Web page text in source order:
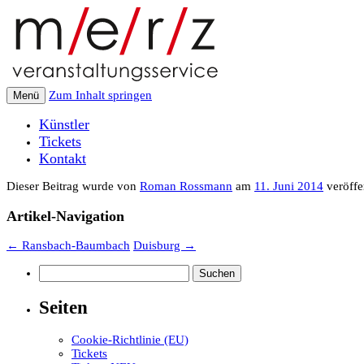
Menü Zum Inhalt springen
Künstler
Tickets
Kontakt
Dieser Beitrag wurde von Roman Rossmann am 11. Juni 2014
Artikel-Navigation
← Ransbach-Baumbach Duisburg →
nach:
Seiten
Cookie-Richtlinie (EU)
Tickets